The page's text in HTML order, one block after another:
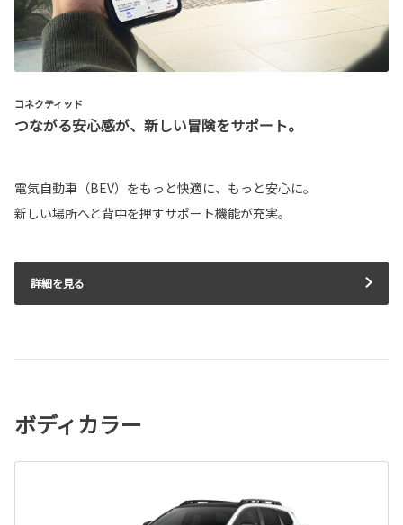
コネクティッド
つながる安心感が、新しい冒険をサポート。
電気自動車（BEV）をもっと快適に、もっと安心に。
新しい場所へと背中を押すサポート機能が充実。
詳細を見る
ボディカラー